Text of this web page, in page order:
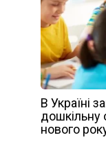
В Україні
дошкільну
нового